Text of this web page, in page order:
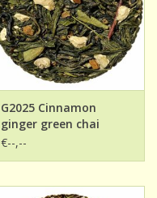
G2025 Cinnamon
ginger green chai
€--,--